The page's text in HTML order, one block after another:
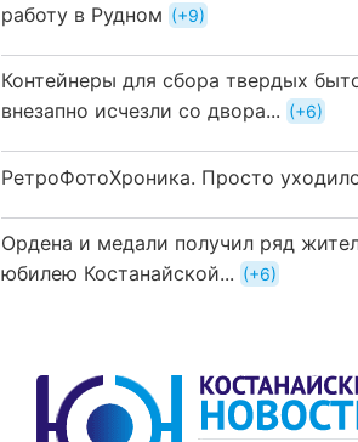
работу в Рудном
+9
Контейнеры для сбора твердых
внезапно исчезли со двора...
+6
РетроФотоХроника. Просто
Ордена и медали получил ряд
юбилею Костанайской...
+6